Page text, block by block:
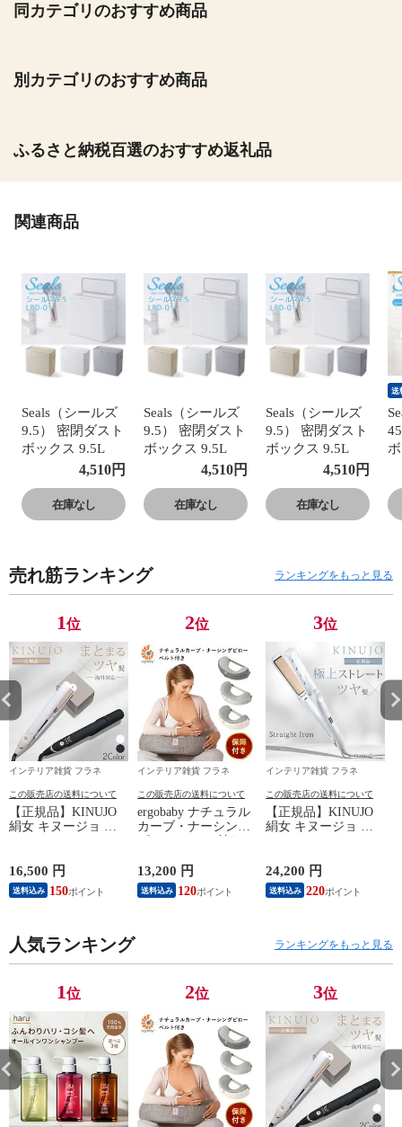
同カテゴリのおすすめ商品
別カテゴリのおすすめ商品
ふるさと納税百選のおすすめ返礼品
関連商品
Seals（シールズ
9.5） 密閉ダスト
ボックス 9.5L
LBD-01｜like-
it（ライクイッ
ト）【ホワイ
ト】
4,510円
在庫なし
Seals（シールズ
9.5） 密閉ダスト
ボックス 9.5L
LBD-01｜like-
it（ライクイッ
ト）【グレー】
4,510円
在庫なし
Seals（シールズ
9.5） 密閉ダスト
ボックス 9.5L
LBD-01｜like-
it（ライクイッ
ト）【ベージ
ュ】
4,510円
在庫なし
送
売れ筋ランキング ランキングをもっと見る
1位
インテリア雑貨 フラネ
この販売店の送料について
【正規品】KINUJO
絹女 キヌージョ ヘ
DS200 DS200BK 【ホ
ワイト】 ストレート
アイロン 海外対応
ワイドモデル アイロ
ン ストレート ツヤ
kinujo【送料無料】
16,500 円
送料込み 150
2位
インテリア雑貨 フラネ
この販売店の送料について
ergobaby ナチュラル
カーブ・ナーシング
ピロー ベルト付き
ベビー 授乳枕 授乳
クッション 授乳クッ
ション 授乳 エルゴ
13,200 円
送料込み 120
3位
インテリア雑貨 フラネ
この販売店の送料について
【正規品】KINUJO
絹女 キヌージョ ス
ン ストレート アイ
ロン 傷まない 220℃
プロ仕様 シルクプレ
じょ きぬじょ
24,200 円
送料込み 220
人気ランキング ランキングをもっと見る
1位 2位 3位